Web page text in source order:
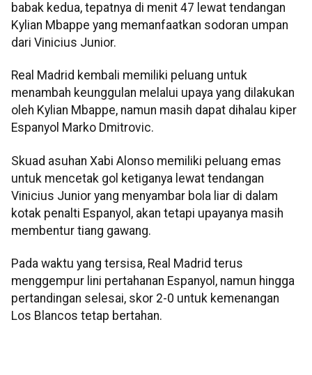
babak kedua, tepatnya di menit 47 lewat tendangan
Kylian Mbappe yang memanfaatkan sodoran umpan
dari Vinicius Junior.
Real Madrid kembali memiliki peluang untuk
menambah keunggulan melalui upaya yang dilakukan
oleh Kylian Mbappe, namun masih dapat dihalau kiper
Espanyol Marko Dmitrovic.
Skuad asuhan Xabi Alonso memiliki peluang emas
untuk mencetak gol ketiganya lewat tendangan
Vinicius Junior yang menyambar bola liar di dalam
kotak penalti Espanyol, akan tetapi upayanya masih
membentur tiang gawang.
Pada waktu yang tersisa, Real Madrid terus
menggempur lini pertahanan Espanyol, namun hingga
pertandingan selesai, skor 2-0 untuk kemenangan
Los Blancos tetap bertahan.